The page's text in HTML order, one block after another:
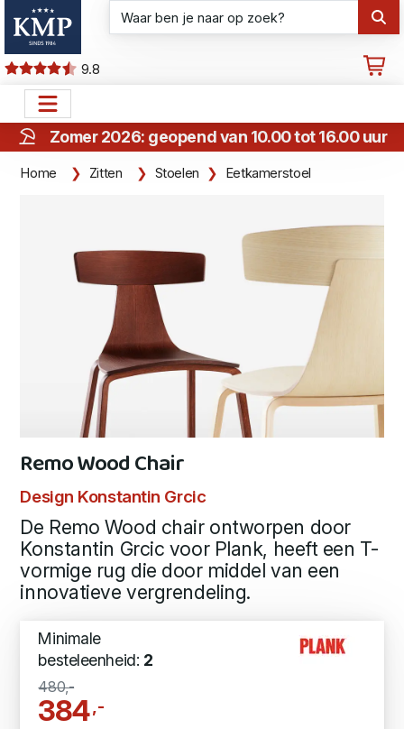
9.8
Zomer 2026: geopend van 10.00 tot 16.00 uur
Home Zitten Stoelen Eetkamerstoel
Remo Wood Chair
Design Konstantin Grcic
De Remo Wood chair ontworpen door
Konstantin Grcic voor Plank, heeft een T-
vormige rug die door middel van een
innovatieve vergrendeling.
Minimale
besteleenheid: 2
480,-
384,-